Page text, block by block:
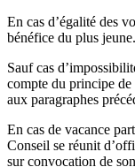
En cas d’égalité des
bénéfice du plus jeune.
Sauf cas
compte du principe de
aux paragraphes
En cas de vacance
Conseil se réunit
sur convocation de